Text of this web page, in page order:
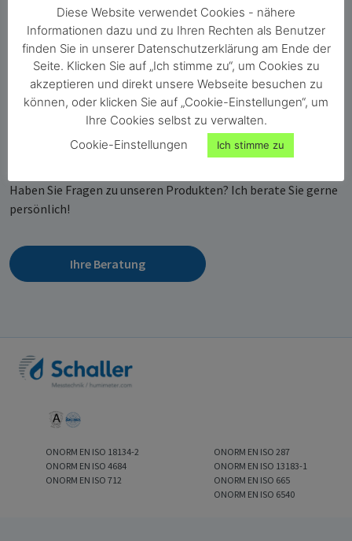
Florian Postl
Geschäftsleitung Vertriebswesen und
Haben Sie Fragen zu unseren Produkten? Ich berate Sie gerne
persönlich!
Ihre Beratung
ONORM EN ISO 18134-2
ONORM EN ISO 4684
ONORM EN ISO 712
ONORM EN ISO 287
ONORM EN ISO 13183-1
ONORM EN ISO 665
ONORM EN ISO 6540
Diese Website verwendet Cookies - nähere
Informationen dazu und zu Ihren Rechten als Benutzer
finden Sie in unserer Datenschutzerklärung am Ende der
Seite. Klicken Sie auf „Ich stimme zu“, um Cookies zu
akzeptieren und direkt unsere Webseite besuchen zu
können, oder klicken Sie auf „Cookie-Einstellungen“, um
Ihre Cookies selbst zu verwalten.
Cookie-Einstellungen
Ich stimme zu